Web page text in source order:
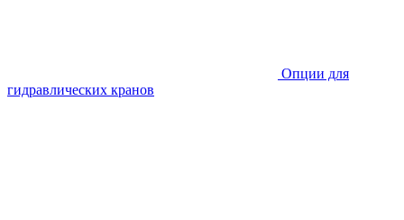
Опции для
гидравлических кранов